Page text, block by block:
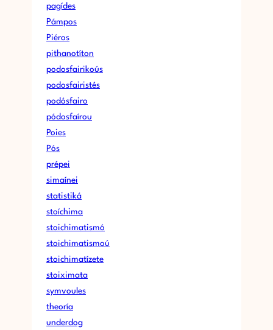
pagídes
Pámpos
Piéros
pithanotíton
podosfairikoús
podosfairistés
podósfairo
pódosfaírou
Poies
Pós
prépei
simaínei
statistiká
stoíchima
stoichimatismó
stoichimatismoú
stoichimatízete
stoiximata
symvoules
theoría
underdog